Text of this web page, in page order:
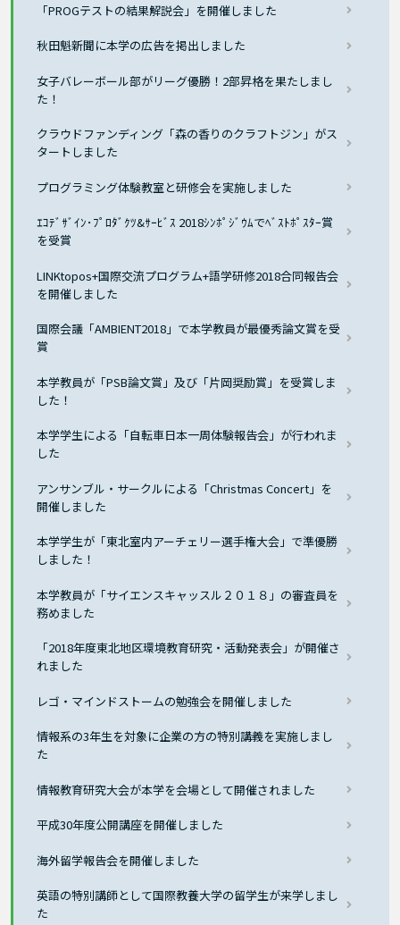
「PROGテストの結果解説会」を開催しました
秋田魁新聞に本学の広告を掲出しました
女子バレーボール部がリーグ優勝！2部昇格を果たしまし
た！
クラウドファンディング「森の香りのクラフトジン」がス
タートしました
プログラミング体験教室と研修会を実施しました
ｴｺﾃﾞｻﾞｲﾝ･ﾌﾟﾛﾀﾞｸﾂ&ｻｰﾋﾞｽ 2018ｼﾝﾎﾟｼﾞｳﾑでﾍﾞｽﾄﾎﾟｽﾀｰ賞
を受賞
LINKtopos+国際交流プログラム+語学研修2018合同報告会
を開催しました
国際会議「AMBIENT2018」で本学教員が最優秀論文賞を受
賞
本学教員が「PSB論文賞」及び「片岡奨励賞」を受賞しま
した！
本学学生による「自転車日本一周体験報告会」が行われま
した
アンサンブル・サークルによる「Christmas Concert」を
開催しました
本学学生が「東北室内アーチェリー選手権大会」で準優勝
しました！
本学教員が「サイエンスキャッスル２０１８」の審査員を
務めました
「2018年度東北地区環境教育研究・活動発表会」が開催さ
れました
レゴ・マインドストームの勉強会を開催しました
情報系の3年生を対象に企業の方の特別講義を実施しまし
た
情報教育研究大会が本学を会場として開催されました
平成30年度公開講座を開催しました
海外留学報告会を開催しました
英語の特別講師として国際教養大学の留学生が来学しまし
た